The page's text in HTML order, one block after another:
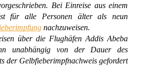
Bei Einreise aus einem
ist für alle Personen älter als neun
nachzuweisen.
über die Flughäfen Addis Abeba
unabhängig von der Dauer des
der Gelbfieberimpfnachweis gefordert